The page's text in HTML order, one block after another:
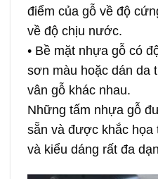
điểm của gỗ về độ
về độ chịu nước.
• Bề mặt nhựa gỗ có
sơn màu hoặc dán da
vân gỗ khác nhau.
Những tấm nhựa gỗ
sẵn và được khắc họa
và kiểu dáng rất đa